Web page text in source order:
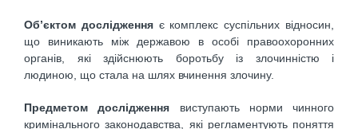
Об’єктом дослідженняє комплекс суспільних відносин,
що виникають між державою в особі правоохоронних
органів, які здійснюють боротьбу із злочинністю і
людиною, що стала на шлях вчинення злочину.
Предметом дослідження виступають норми чинного
кримінального законодавства, які регламентують поняття